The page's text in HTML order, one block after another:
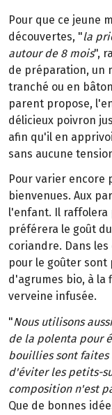
Pour que ce jeune
découvertes, "la
autour de 8 mois",
de préparation, un
tranché ou en
parent propose,
délicieux poivron
afin qu'il en
sans aucune
Pour varier encore
bienvenues. Aux
l'enfant. Il raffolera
préférera le goût
coriandre. Dans
pour le goûter sont
d'agrumes bio, à la
verveine infusée.
"Nous utilisons
de la polenta pour
bouillies sont
d'éviter les petits-
composition n'est
Que de bonnes